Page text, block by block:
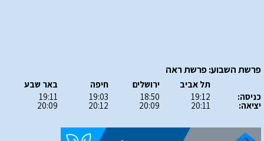
פרשת השבוע: פרשת ראה
כניסה:
יציאה:
תל אביב
19:12
20:11
ירושלים
18:50
20:09
חיפה
19:03
20:12
באר שבע
19:11
20:09